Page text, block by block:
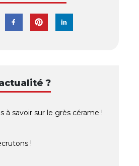
?
à savoir sur le grès cérame !
!